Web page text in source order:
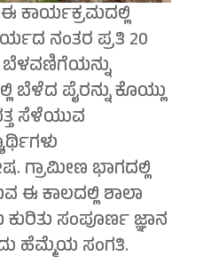
ಕಾರ್ಯಕ್ರಮದಲ್ಲಿ
ನಂತರ ಪ್ರತಿ 20
ಬೆಳೆದ ಪೈರನ್ನು ಕೊಯ್ಲು
ಸೆಳೆಯುವ
ಗ್ರಾಮೀಣ ಭಾಗದಲ್ಲಿ
ಈ ಕಾಲದಲ್ಲಿ ಶಾಲಾ
ಸಂಪೂರ್ಣ ಜ್ಞಾನ
ಹೆಮ್ಮೆಯ ಸಂಗತಿ.